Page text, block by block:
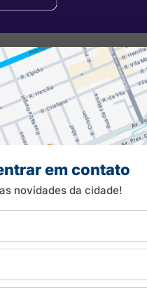
em contato
novidades da cidade!